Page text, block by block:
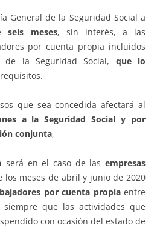
General de la Seguridad Social a
seis meses, sin interés, a las
por cuenta propia incluidos
la Seguridad Social, que lo
que sea concedida afectará al
a la Seguridad Social y por
conjunta,
será en el caso de lasempresas
los meses de abril y junio de 2020
por cuenta propiaentre
que las actividades que
con ocasión del estado de